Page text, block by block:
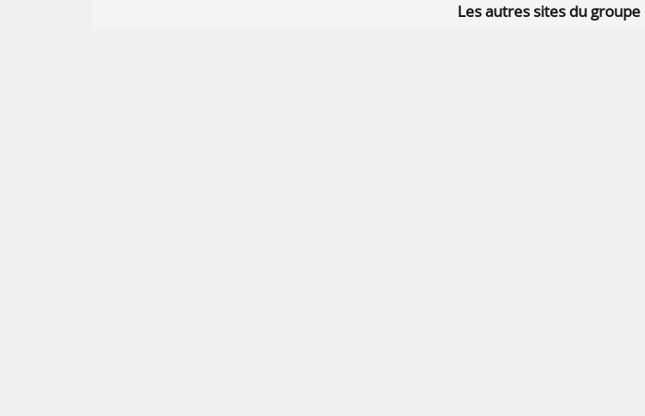
Les autres sites du groupe